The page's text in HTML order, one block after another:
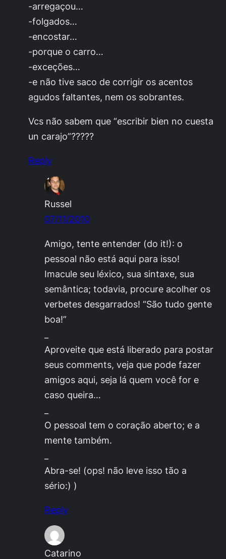
-arregaçou…
-folgados…
-encostar…
-porque o carro…
-exceções…
-e não tive saco de corrigir os acentos
agudos faltantes, nem os sobrantes.
Vcs não sabem que “escribir bien no cuesta
un carajo”?????
Reply
Russel
07/11/2010
Amigo, tente entender (do it!): o
pessoal não está aqui para isso!
Imacule seu léxico, sua sintaxe, sua
semântica; todavia, procure acolher os
verbetes desgarrados! “São tudo gente
boa!”
Aproveite que está liberado para postar
seus comments, veja que pode fazer
amigos aqui, seja lá quem você for e
caso queira…
O pessoal tem o coração aberto; e a
mente também.
Abra-se! (ops! não leve isso tão a
sério:) )
Reply
Catarino